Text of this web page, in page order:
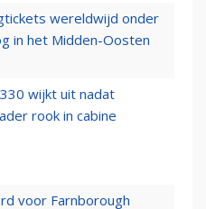
wereldwijd onder
in het Midden-Oosten
wijkt uit nadat
rook in cabine
voor Farnborough